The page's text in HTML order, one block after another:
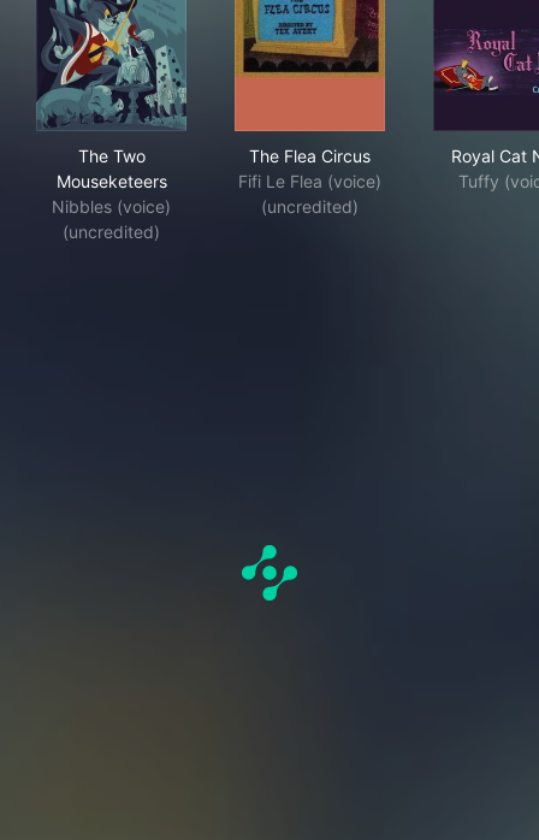
The Two
Mouseketeers
Nibbles (voice)
(uncredited)
The Flea Circus
Fifi Le Flea (voice)
(uncredited)
Royal Cat
Tuffy